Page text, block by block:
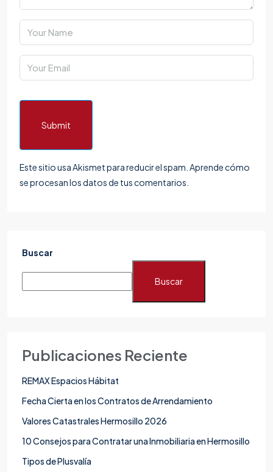
Submit
Este sitio usa Akismet para reducir el spam. Aprende cómo
se procesan los datos de tus comentarios.
Buscar
Buscar
Publicaciones Reciente
REMAX Espacios Hábitat
Fecha Cierta en los Contratos de Arrendamiento
Valores Catastrales Hermosillo 2026
10 Consejos para Contratar una Inmobiliaria en Hermosillo
Tipos de Plusvalía